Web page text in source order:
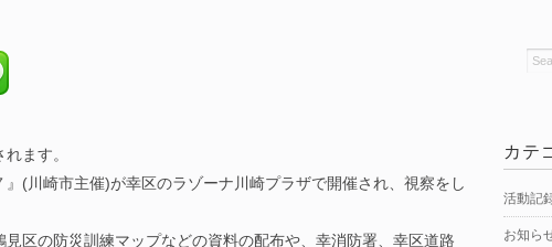
ます。
(川崎市主催)が幸区のラゾーナ川崎プラザで開催され、視察をし
区の防災訓練マップなどの資料の配布や、幸消防署、幸区道路
カテ
活動記
お知ら